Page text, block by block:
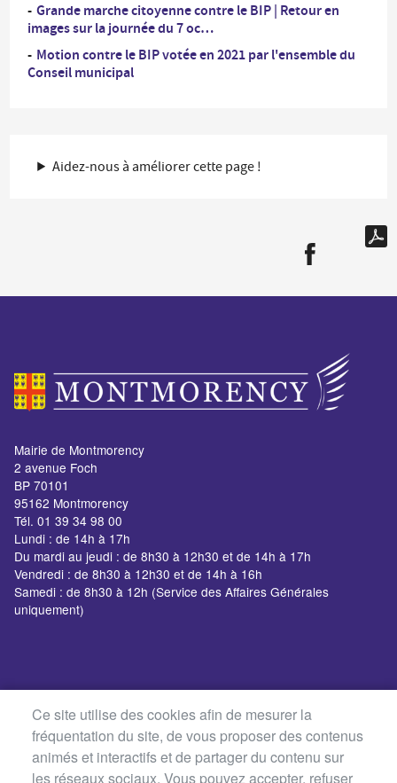
Grande marche citoyenne contre le BIP | Retour en
images sur la journée du 7 oc…
Motion contre le BIP votée en 2021 par l'ensemble du
Conseil municipal
Aidez-nous à améliorer cette page !
Mairie de Montmorency
2 avenue Foch
BP 70101
95162 Montmorency
Tél. 01 39 34 98 00
Lundi : de 14h à 17h
Du mardi au jeudi : de 8h30 à 12h30 et de 14h à 17h
Vendredi : de 8h30 à 12h30 et de 14h à 16h
Samedi : de 8h30 à 12h (Service des Affaires Générales
uniquement)
Ce site utilise des cookies afin de mesurer la
fréquentation du site, de vous proposer des contenus
animés et interactifs et de partager du contenu sur
les réseaux sociaux. Vous pouvez accepter, refuser